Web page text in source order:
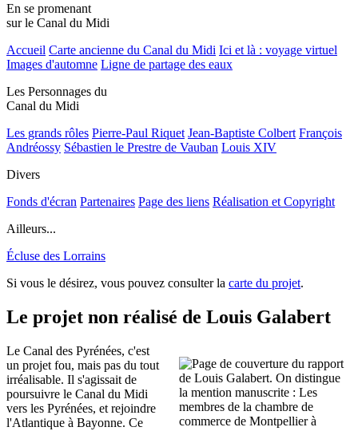
En se promenant
sur le Canal du Midi
Accueil Carte ancienne du Canal du Midi Ici et là : voyage virtuel
Images d'automne Ligne de partage des eaux
Les Personnages du
Canal du Midi
Les grands rôles Pierre-Paul Riquet Jean-Baptiste Colbert François
Andréossy Sébastien le Prestre de Vauban Louis XIV
Divers
Fonds d'écran Partenaires Page des liens Réalisation et Copyright
Ailleurs...
Écluse des Lorrains
Si vous le désirez, vous pouvez consulter la carte du projet.
Le projet non réalisé de Louis Galabert
Le Canal des Pyrénées, c'est
un projet fou, mais pas du tout
irréalisable. Il s'agissait de
poursuivre le Canal du Midi
vers les Pyrénées, et rejoindre
l'Atlantique à Bayonne. Ce